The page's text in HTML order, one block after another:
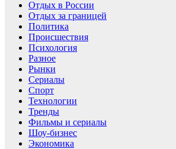
Отдых в России
Отдых за границей
Политика
Происшествия
Психология
Разное
Рынки
Сериалы
Спорт
Технологии
Тренды
Фильмы и сериалы
Шоу-бизнес
Экономика